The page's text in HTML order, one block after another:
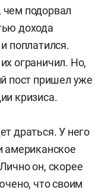
чем подорвал
дохода
поплатился.
ограничил. Но,
пост пришел уже
кризиса.
драться. У него
американское
он, скорее
что своим